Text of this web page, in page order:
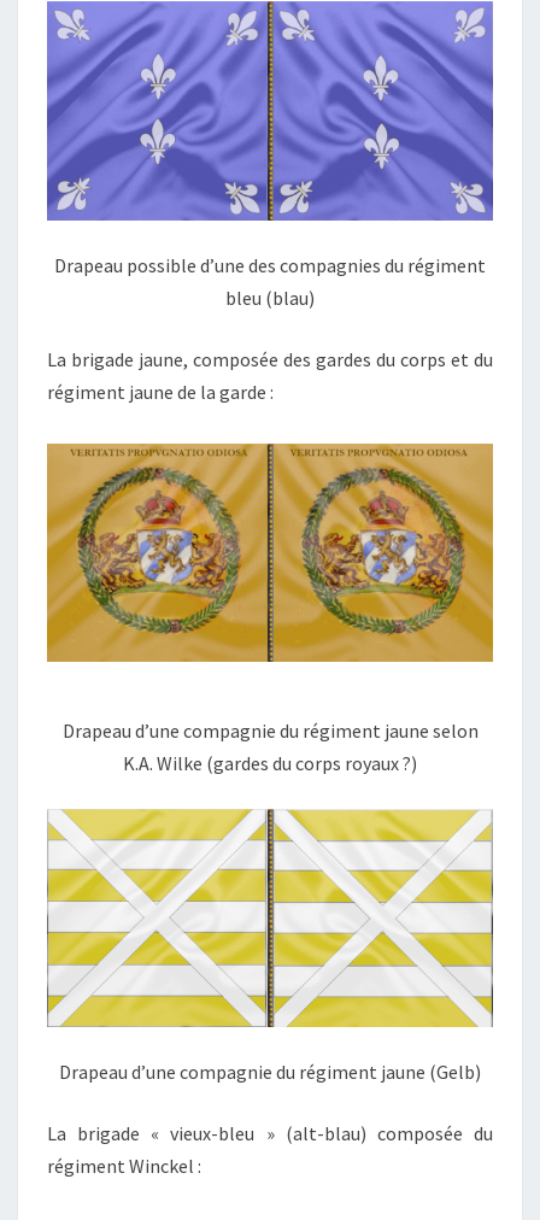
Drapeau possible d’une des compagnies du régiment
bleu (blau)
La brigade jaune, composée des gardes du corps et du
régiment jaune de la garde :
Drapeau d’une compagnie du régiment jaune selon
K.A. Wilke (gardes du corps royaux ?)
Drapeau d’une compagnie du régiment jaune (Gelb)
La brigade « vieux-bleu » (alt-blau) composée du
régiment Winckel :